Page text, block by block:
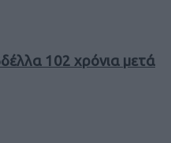
102 χρόνια μετά